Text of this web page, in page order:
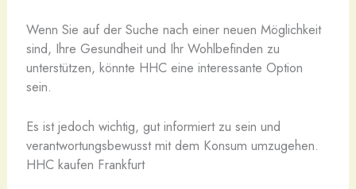
Wenn Sie auf der Suche nach einer neuen Möglichkeit
sind, Ihre Gesundheit und Ihr Wohlbefinden zu
unterstützen, könnte HHC eine interessante Option
sein.
Es ist jedoch wichtig, gut informiert zu sein und
verantwortungsbewusst mit dem Konsum umzugehen.
HHC kaufen Frankfurt